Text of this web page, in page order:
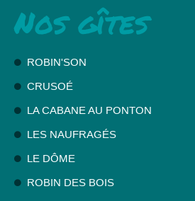
Nos gîtes
ROBIN'SON
CRUSOÉ
LA CABANE AU PONTON
LES NAUFRAGÉS
LE DÔME
ROBIN DES BOIS